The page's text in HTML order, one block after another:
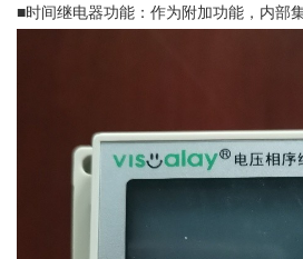
■时间继电器功能：作为附加功能，内部